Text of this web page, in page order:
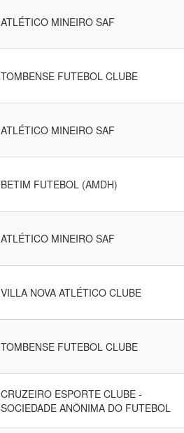
ATLÉTICO MINEIRO SAF
TOMBENSE FUTEBOL CLUBE
ATLÉTICO MINEIRO SAF
BETIM FUTEBOL (AMDH)
ATLÉTICO MINEIRO SAF
VILLA NOVA ATLÉTICO CLUBE
TOMBENSE FUTEBOL CLUBE
CRUZEIRO ESPORTE CLUBE -
SOCIEDADE ANÔNIMA DO FUTEBOL